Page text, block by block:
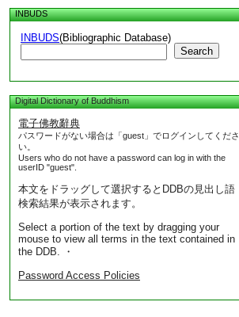
INBUDS
INBUDS(Bibliographic Database)
Search
Digital Dictionary of Buddhism
電子佛教辭典
パスワードがない場合は「guest」でログインしてくださ
い。
Users who do not have a password can log in with the
userID "guest".
本文をドラッグして選択するとDDBの見出し語
検索結果が表示されます。
Select a portion of the text by dragging your
mouse to view all terms in the text contained in
the DDB. ・
Password Access Policies